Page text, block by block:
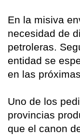
En la misiva
necesidad de
petroleras.
entidad se
en las
Uno de los
provincias
que el canon